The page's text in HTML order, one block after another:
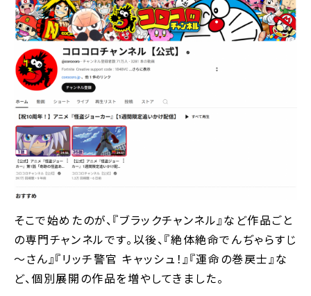
そこで始めたのが、『ブラックチャンネル』など作品ごと
の専門チャンネルです。以後、『絶体絶命でんぢゃらすじ
～さん』『リッチ警官 キャッシュ！』『運命の巻戻士』な
ど、個別展開の作品を増やしてきました。